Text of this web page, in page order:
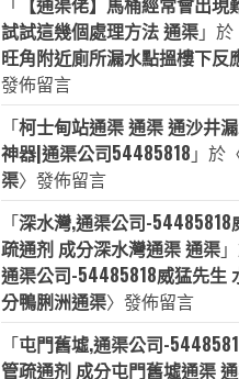
試試這幾個處理方法 通渠」於
旺角附近廁所漏水點搵樓下反
發佈留言
「柯士甸站通渠 通渠 通沙井
神器|通渠公司54485818 」於
渠〉發佈留言
「深水灣,通渠公司-54485818
疏通剂 成分深水灣通渠 通渠
通渠公司-54485818威猛先生
分鴨脷洲通渠〉發佈留言
「屯門舊墟,通渠公司-
管疏通剂 成分屯門舊墟通渠